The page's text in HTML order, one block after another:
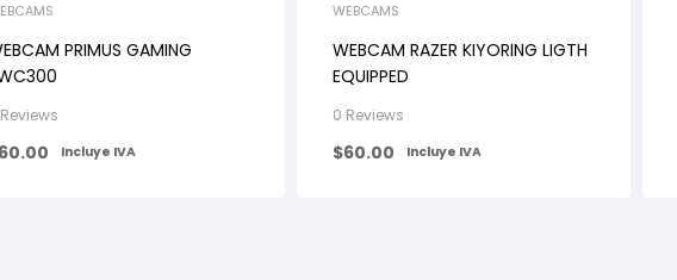
PRIMUS GAMING
Incluye IVA
WEBCAMS
WEBCAM RAZER KIYORING LIGTH
EQUIPPED
0 Reviews
$60.00 Incluye IVA